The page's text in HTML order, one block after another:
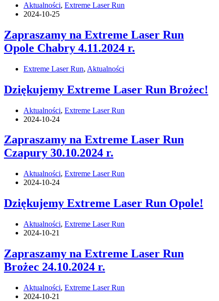
Aktualności, Extreme Laser Run
2024-10-25
Zapraszamy na Extreme Laser Run
Opole Chabry 4.11.2024 r.
Extreme Laser Run, Aktualności
Dziękujemy Extreme Laser Run Brożec!
Aktualności, Extreme Laser Run
2024-10-24
Zapraszamy na Extreme Laser Run
Czapury 30.10.2024 r.
Aktualności, Extreme Laser Run
2024-10-24
Dziękujemy Extreme Laser Run Opole!
Aktualności, Extreme Laser Run
2024-10-21
Zapraszamy na Extreme Laser Run
Brożec 24.10.2024 r.
Aktualności, Extreme Laser Run
2024-10-21